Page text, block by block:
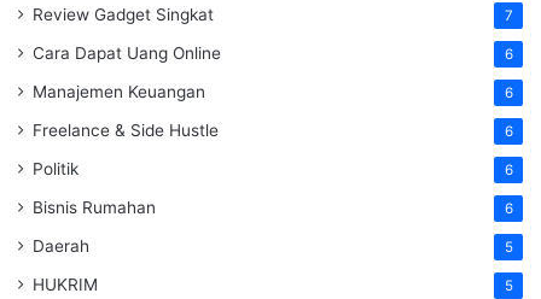
Review Gadget Singkat 7
Cara Dapat Uang Online 6
Manajemen Keuangan 6
Freelance & Side Hustle 6
Politik 6
Bisnis Rumahan 6
Daerah 5
HUKRIM 5